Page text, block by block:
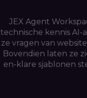
JEX Agent
technische kennis AI-
ze vragen van
Bovendien laten ze
en-klare sjablonen